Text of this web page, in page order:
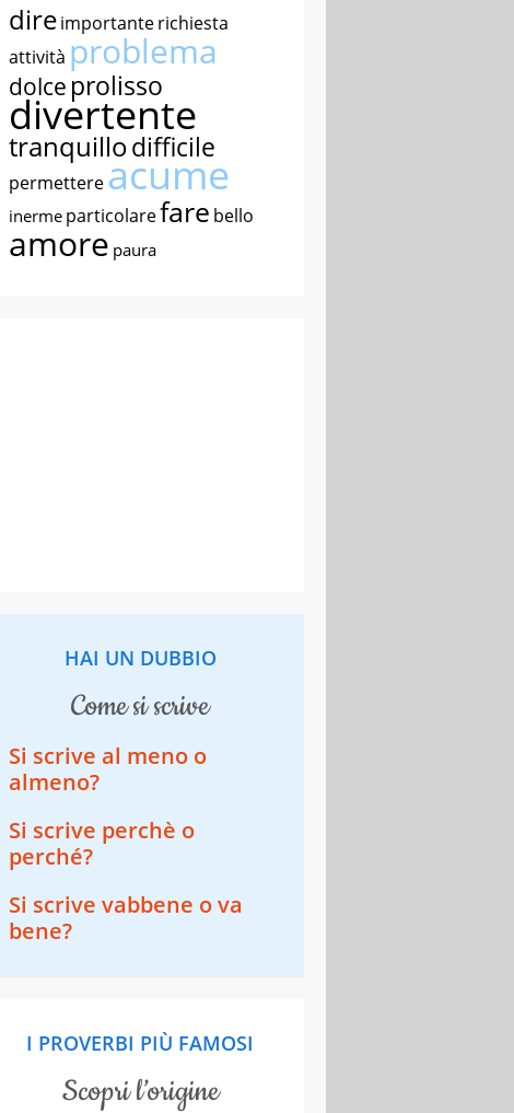
direimportanterichiesta
attività problema
dolce prolisso
divertente
tranquillodifficile
permettereacume
inerme particolarefare bello
amore paura
HAI UN DUBBIO
come si scrive
Si scrive al meno o
almeno?
Si scrive perchè o
perché?
Si scrive vabbene o va
bene?
I PROVERBI PIÙ FAMOSI
scopri l’origine